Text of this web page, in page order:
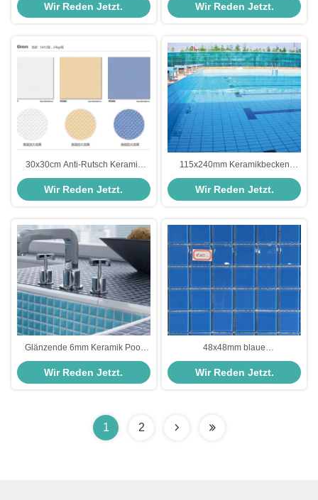
Weiß
Wir Reden Jetzt. Wir Reden Jetzt.
30x30cm Anti-Rutsch Keramik
Pool Mosaikfliesen AAA Qualität
Wir Reden Jetzt.
115x240mm Keramikbecken
Mosaikfliesen 6mm dick
Wasserdicht
Wir Reden Jetzt.
Glänzende 6mm Keramik Pool
Mosaikfliesen Himmelblau Weiß
300x300mm
Wir Reden Jetzt.
48x48mm blaue
Glasmosaikfliesen für
Schwimmbäder 300x300mm
Wir Reden Jetzt.
1 2